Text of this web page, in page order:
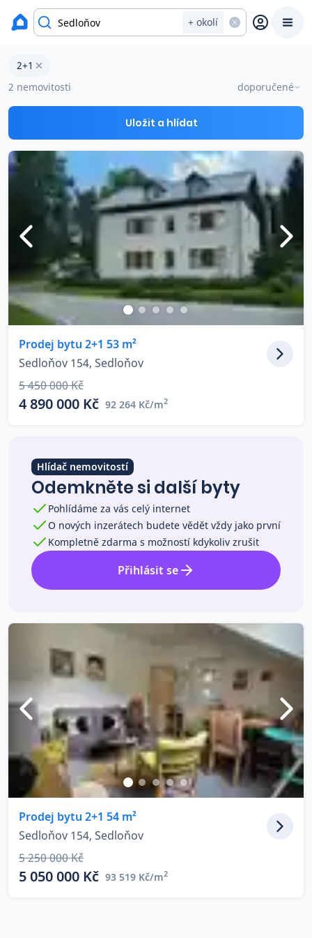
+ okolí
Prodat
Prodej s Reas.cz
Chytrý odhad ceny
Ceny prodaných nemovitostí
Okamžitý výkup
Přehled realitních makléřů
Co říkají naši zákazníci
Blog
O nás
Kariéra
okres Rychnov nad Kněžnou
Byty 2+1 na prodej Sedloňov
2+1
2 nemovitosti
doporučené
Uložit a hlídat
Prodej bytu 2+1 53 m²
Sedloňov 154, Sedloňov
5 450 000 Kč
4 890 000 Kč 92 264 Kč/m2
Hlídač nemovitostí
Odemkněte si další byty
Pohlídáme za vás celý internet
O nových inzerátech budete vědět vždy jako první
Kompletně zdarma s možností kdykoliv zrušit
Přihlásit se
Prodej bytu 2+1 54 m²
Sedloňov 154, Sedloňov
5 250 000 Kč
5 050 000 Kč 93 519 Kč/m2